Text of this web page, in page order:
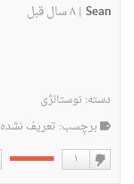
Sean
|۸ سال قبل
دسته: نوستالژی
برچسب: تعریف نشده
۱